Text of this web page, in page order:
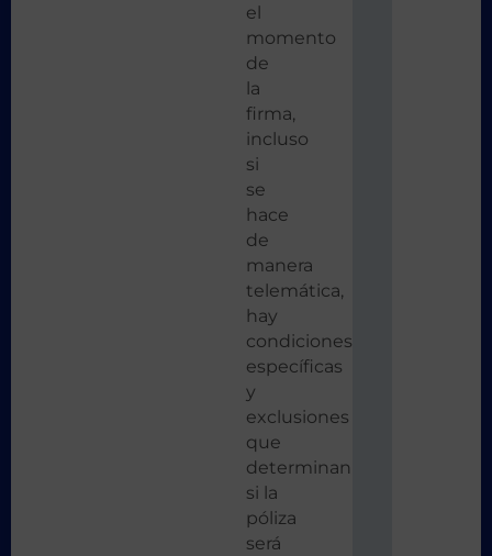
el
momento
de
la
firma,
incluso
si
se
hace
de
manera
telemática,
hay
condiciones
específicas
y
exclusiones
que
determinan
si la
póliza
será